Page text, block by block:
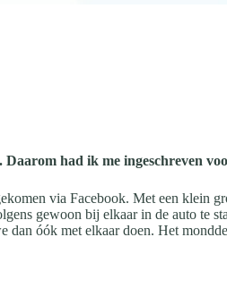
had ik me ingeschreven
via Facebook. Met een klein
gewoon bij elkaar in de auto
dan óók met elkaar doen. Het